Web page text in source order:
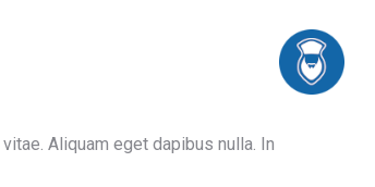
Aliquam eget dapibus nulla. In